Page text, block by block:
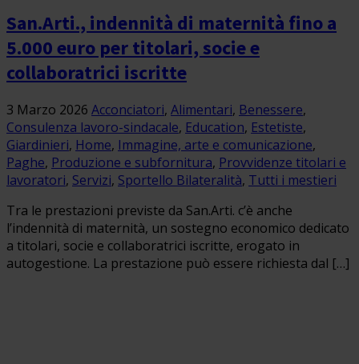
San.Arti., indennità di maternità fino a
5.000 euro per titolari, socie e
collaboratrici iscritte
3 Marzo 2026 Acconciatori, Alimentari, Benessere,
Consulenza lavoro-sindacale, Education, Estetiste,
Giardinieri, Home, Immagine, arte e comunicazione,
Paghe, Produzione e subfornitura, Provvidenze titolari e
lavoratori, Servizi, Sportello Bilateralità, Tutti i mestieri
Tra le prestazioni previste da San.Arti. c’è anche
l’indennità di maternità, un sostegno economico dedicato
a titolari, socie e collaboratrici iscritte, erogato in
autogestione. La prestazione può essere richiesta dal […]